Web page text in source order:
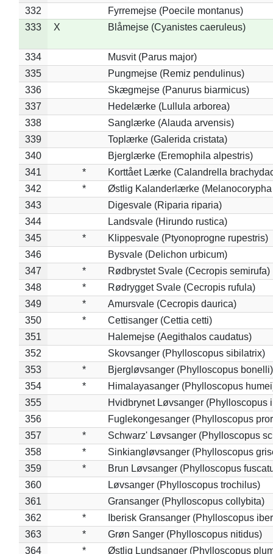
332
Fyrremejse (Poecile montanus)
333
X Blåmejse (Cyanistes caeruleus)
334
Musvit (Parus major)
335
Pungmejse (Remiz pendulinus)
336
Skægmejse (Panurus biarmicus)
337
Hedelærke (Lullula arborea)
338
Sanglærke (Alauda arvensis)
339
Toplærke (Galerida cristata)
340
Bjerglærke (Eremophila alpestris)
341
*
Korttået Lærke (Calandrella
342
*
Østlig Kalanderlærke (Melanocorypha
343
Digesvale (Riparia riparia)
344
Landsvale (Hirundo rustica)
345
*
Klippesvale (Ptyonoprogne rupestris)
346
Bysvale (Delichon urbicum)
347
*
Rødbrystet Svale (Cecropis semirufa)
348
*
Rødrygget Svale (Cecropis rufula)
349
*
Amursvale (Cecropis daurica)
350
*
Cettisanger (Cettia cetti)
351
Halemejse (Aegithalos caudatus)
352
Skovsanger (Phylloscopus sibilatrix)
353
*
Bjergløvsanger (Phylloscopus bonelli)
354
*
Himalayasanger (Phylloscopus
355
Hvidbrynet Løvsanger (Phylloscopus
356
Fuglekongesanger (Phylloscopus
357
*
Schwarz' Løvsanger (Phylloscopus
358
*
Sinkiangløvsanger (Phylloscopus
359
*
Brun Løvsanger (Phylloscopus
360
Løvsanger (Phylloscopus trochilus)
361
Gransanger (Phylloscopus collybita)
362
*
Iberisk Gransanger (Phylloscopus
363
*
Grøn Sanger (Phylloscopus nitidus)
364
* Østlig Lundsanger (Phylloscopus